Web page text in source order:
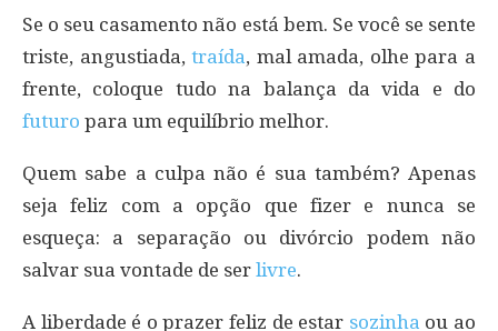
Se o seu casamento não está bem. Se você se sente
triste, angustiada,traída, mal amada, olhe para a
frente, coloque tudo na balança da vida e do
futuro para um equilíbrio melhor.
Quem sabe a culpa não é sua também? Apenas
seja feliz com a opção que fizer e nunca se
esqueça: a separação ou divórcio podem não
salvar sua vontade de ser livre.
A liberdade é o prazer feliz de estar sozinha ou ao